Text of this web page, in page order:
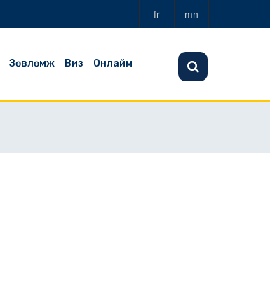
fr mn
Зөвлөмж Виз Онлайм